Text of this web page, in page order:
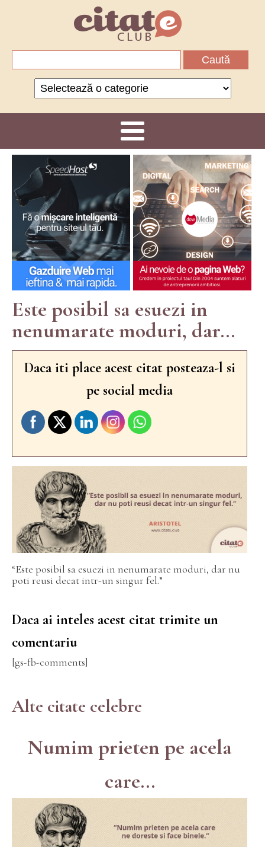
Categorii
Este posibil sa esuezi in
nenumarate moduri, dar...
Daca iti place acest citat posteaza-l si
pe social media
“Este posibil sa esuezi in nenumarate moduri, dar nu
poti reusi decat intr-un singur fel.”
Daca ai inteles acest citat trimite un
comentariu
[gs-fb-comments]
Alte citate celebre
Numim prieten pe acela
care...